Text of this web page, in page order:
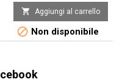
 Aggiungi al carrello
 Non disponibile